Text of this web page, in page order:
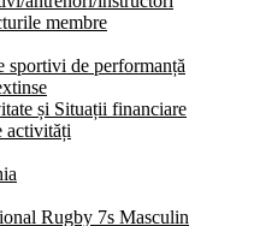
membre
sportivi de performanță
și Situații financiare
activități
Rugby 7s Masculin